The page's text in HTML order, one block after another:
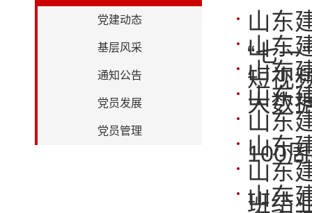
党建动态
基层风采
通知公告
党员发展
党员管理
山东
“七一
山东
短视
山东
大数
山东
山东
100
山东
山东
班结
山东